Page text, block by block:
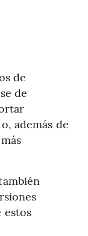
de
de
además de
estos